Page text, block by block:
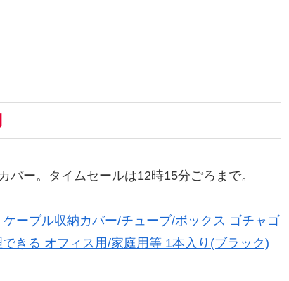
ー。タイムセールは12時15分ごろまで。
ーブル収納カバー/チューブ/ボックス ゴチャゴ
きる オフィス用/家庭用等 1本入り(ブラック)